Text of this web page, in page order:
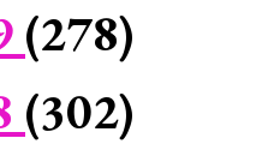
(278)
(302)